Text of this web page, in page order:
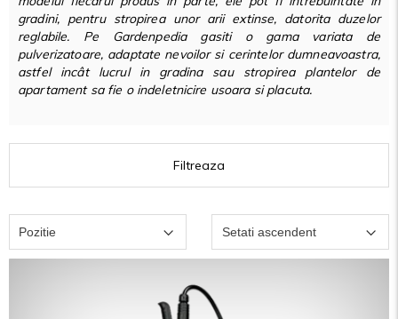
gradini, pentru stropirea unor arii extinse, datorita duzelor
reglabile. Pe Gardenpedia gasiti o gama variata de
pulverizatoare, adaptate nevoilor si cerintelor dumneavoastra,
astfel incât lucrul in gradina sau stropirea plantelor de
apartament sa fie o indeletnicire usoara si placuta.
Filtreaza